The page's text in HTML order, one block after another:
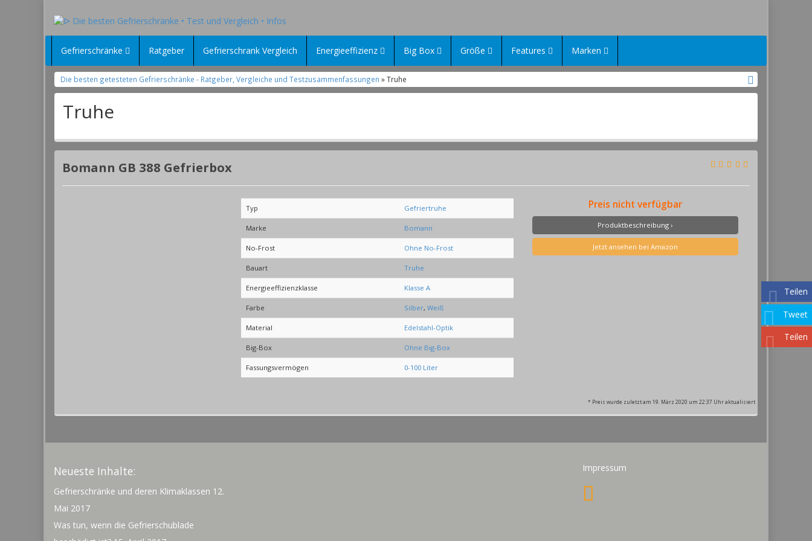
Gefrierschränke Ratgeber Gefrierschrank Vergleich Energieeffizienz Big Box Größe Features Marken
Die besten getesteten Gefrierschränke - Ratgeber, Vergleiche und Testzusammenfassungen » Truhe
Teilen
Tweet
Teilen
Truhe
Bomann GB 388 Gefrierbox
Typ Gefriertruhe
Marke Bomann
No-Frost Ohne No-Frost
Bauart Truhe
Energieeffizienzklasse Klasse A
Farbe Silber, Weiß
Material Edelstahl-Optik
Big-Box Ohne Big-Box
Fassungsvermögen 0-100 Liter
Preis nicht verfügbar
Produktbeschreibung ›
* Preis wurde zuletzt am 19. März 2020 um 22:37 Uhr aktualisiert
Neueste Inhalte:
Gefrierschränke und deren Klimaklassen 12.
Mai 2017
Was tun, wenn die Gefrierschublade
Impressum